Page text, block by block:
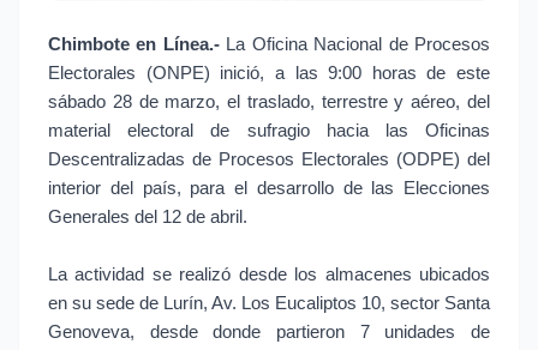
Chimboteen Línea.- La Oficina Nacional de Procesos
Electorales (ONPE) inició, a las 9:00 horas de este
sábado 28 de marzo, el traslado, terrestre y aéreo, del
material electoral de sufragio hacia las Oficinas
Descentralizadas de Procesos Electorales (ODPE) del
interior del país, para el desarrollo de las Elecciones
Generales del 12 de abril.
La actividad se realizó desde los almacenes ubicados
en su sede de Lurín, Av. Los Eucaliptos 10, sector Santa
Genoveva, desde donde partieron 7 unidades de